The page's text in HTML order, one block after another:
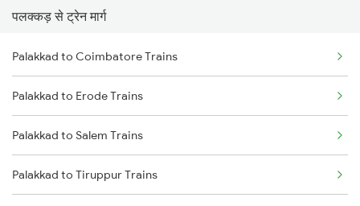
Jolarpettai to Tiruppur Trains
Jolarpettai to Coimbatore Trains
Jolarpettai to Bengaluru Trains
पलक्कड़ से ट्रेन मार्ग
Palakkad to Coimbatore Trains
Palakkad to Erode Trains
Palakkad to Salem Trains
Palakkad to Tiruppur Trains